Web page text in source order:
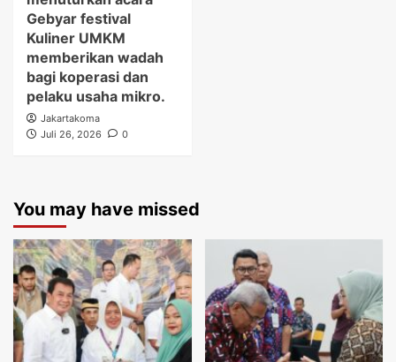
Gebyar festival
Kuliner UMKM
memberikan wadah
bagi koperasi dan
pelaku usaha mikro.
Jakartakoma
Juli 26, 2026
0
You may have missed